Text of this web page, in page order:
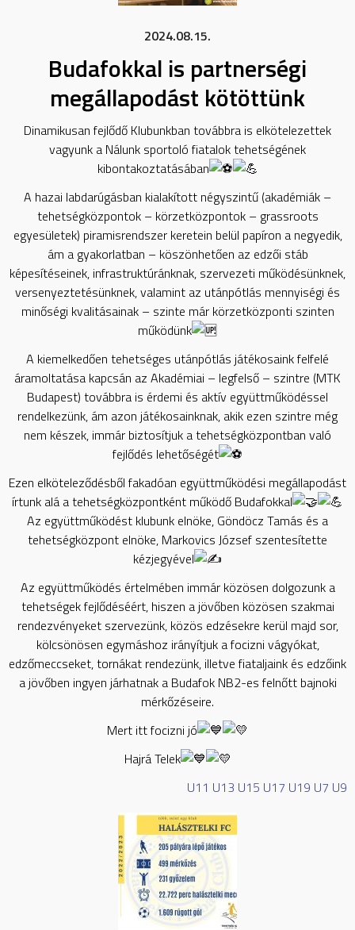
2024.08.15.
Budafokkal is partnerségi
megállapodást kötöttünk
Dinamikusan fejlődő Klubunkban továbbra is elkötelezettek
vagyunk a Nálunk sportoló fiatalok tehetségének
kibontakoztatásában
A hazai labdarúgásban kialakított négyszintű (akadémiák –
tehetségközpontok – körzetközpontok – grassroots
egyesületek) piramisrendszer keretein belül papíron a negyedik,
ám a gyakorlatban – köszönhetően az edzői stáb
képesítéseinek, infrastruktúránknak, szervezeti működésünknek,
versenyeztetésünknek, valamint az utánpótlás mennyiségi és
minőségi kvalitásainak – szinte már körzetközponti szinten
működünk
A kiemelkedően tehetséges utánpótlás játékosaink felfelé
áramoltatása kapcsán az Akadémiai – legfelső – szintre (MTK
Budapest) továbbra is érdemi és aktív együttműködéssel
rendelkezünk, ám azon játékosainknak, akik ezen szintre még
nem készek, immár biztosítjuk a tehetségközpontban való
fejlődés lehetőségét
Ezen elköteleződésből fakadóan együttműködési megállapodást
írtunk alá a tehetségközpontként működő Budafokkal
Az együttműködést klubunk elnöke, Göndöcz Tamás és a
tehetségközpont elnöke, Markovics József szentesítette
kézjegyével
Az együttműködés értelmében immár közösen dolgozunk a
tehetségek fejlődéséért, hiszen a jövőben közösen szakmai
rendezvényeket szervezünk, közös edzésekre kerül majd sor,
kölcsönösen egymáshoz irányítjuk a focizni vágyókat,
edzőmeccseket, tornákat rendezünk, illetve fiataljaink és edzőink
a jövőben ingyen járhatnak a Budafok NB2-es felnőtt bajnoki
mérkőzéseire.
Mert itt focizni jó
Hajrá Telek
U11 U13 U15 U17 U19 U7 U9